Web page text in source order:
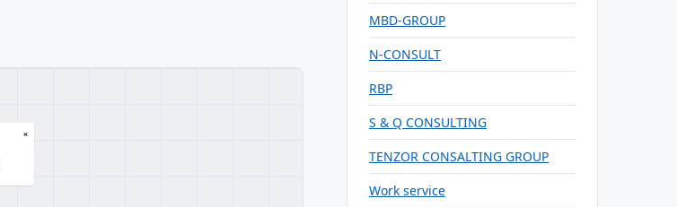
×
MBD-GROUP
N-CONSULT
RBP
S & Q CONSULTING
TENZOR CONSALTING GROUP
Work service